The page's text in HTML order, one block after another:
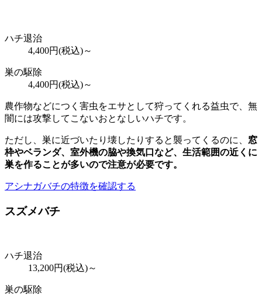
ハチ退治
4,400円(税込)～
巣の駆除
4,400円(税込)～
農作物などにつく害虫をエサとして狩ってくれる益虫で、無
闇には攻撃してこないおとなしいハチです。
ただし、巣に近づいたり壊したりすると襲ってくるのに、 窓
枠やベランダ、室外機の脇や換気口など、 生活範囲の近くに
巣を作ることが多いので注意が必要です。
アシナガバチの特徴を確認する
スズメバチ
ハチ退治
13,200円(税込)～
巣の駆除